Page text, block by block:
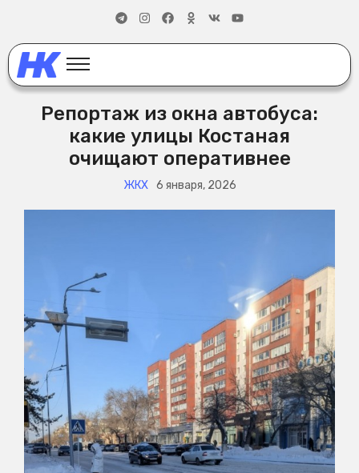
Репортаж из окна автобуса:
какие улицы Костаная
очищают оперативнее
ЖКХ 6 января, 2026